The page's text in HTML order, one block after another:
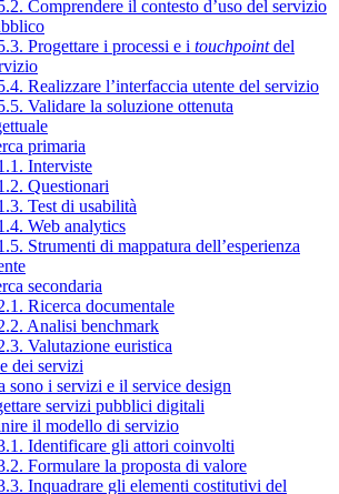
Comprendere il contesto d’uso del servizio
Progettare i processi e i touchpointdel
Realizzare l’interfaccia utente del servizio
Validare la soluzione ottenuta
primaria
Interviste
Questionari
Test di usabilità
Web analytics
Strumenti di mappatura dell’esperienza
secondaria
Ricerca documentale
Analisi benchmark
Valutazione euristica
dei servizi
sono i servizi e il service design
servizi pubblici digitali
il modello di servizio
Identificare gli attori coinvolti
Formulare la proposta di valore
Inquadrare gli elementi costitutivi del